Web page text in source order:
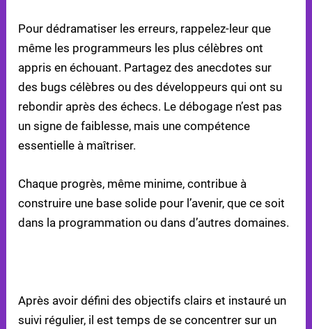
Pour dédramatiser les erreurs, rappelez-leur que
même les programmeurs les plus célèbres ont
appris en échouant. Partagez des anecdotes sur
des bugs célèbres ou des développeurs qui ont su
rebondir après des échecs. Le débogage n’est pas
un signe de faiblesse, mais une compétence
essentielle à maîtriser.
Chaque progrès, même minime, contribue à
construire une base solide pour l’avenir, que ce soit
dans la programmation ou dans d’autres domaines.
Après avoir défini des objectifs clairs et instauré un
suivi régulier, il est temps de se concentrer sur un